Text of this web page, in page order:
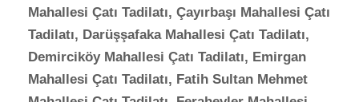
Mahallesi Çatı Tadilatı, Çayırbaşı Mahallesi Çatı
Tadilatı, Darüşşafaka Mahallesi Çatı Tadilatı,
Demirciköy Mahallesi Çatı Tadilatı, Emirgan
Mahallesi Çatı Tadilatı, Fatih Sultan Mehmet